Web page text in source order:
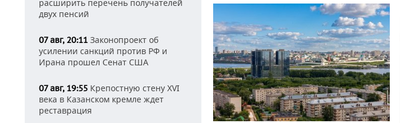
расширить перечень получателей
двух пенсий
07 авг, 20:11 Законопроект об
усилении санкций против РФ и
Ирана прошел Сенат США
07 авг, 19:55 Крепостную стену XVI
века в Казанском кремле ждет
реставрация